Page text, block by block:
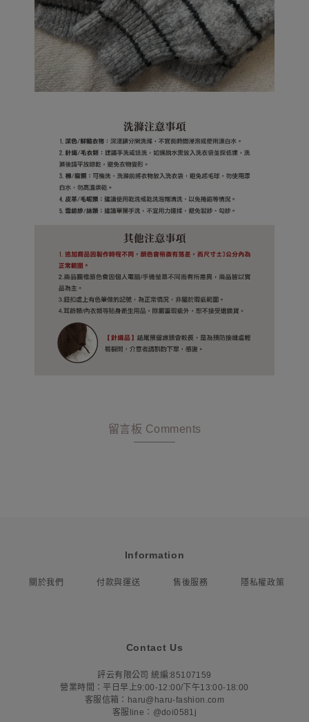
留言板 Comments
Information
關於我們 付款與運送 售後服務 隱私權政策
Contact Us
評云有限公司 統編:85107159
營業時間：平日早上9:00-12:00/下午13:00-18:00
客服信箱：haru@haru-fashion.com
客服line：@doi0581j